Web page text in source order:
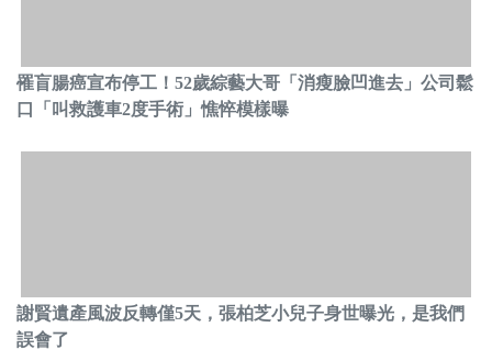
罹盲腸癌宣布停工！52歲綜藝大哥「消瘦臉凹進去」公司鬆
口「叫救護車2度手術」憔悴模樣曝
謝賢遺產風波反轉僅5天，張柏芝小兒子身世曝光，是我們
誤會了